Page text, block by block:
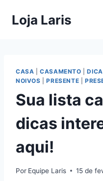
Loja Laris
CASA |CASAMENTO |
NOIVOS |PRESENTE
Sua lista
dicas
aqui!
Por Equipe Laris 15 de